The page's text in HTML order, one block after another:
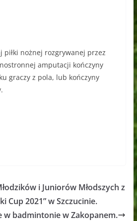
piłki nożnej rozgrywanej przez
amputacji kończyny
graczy z pola, lub kończyny
i Juniorów Młodszych z
Cup 2021” w Szczucinie.
w badmintonie w Zakopanem.